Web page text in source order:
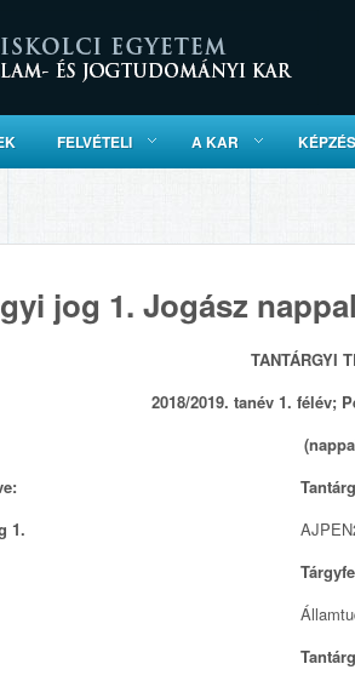
FELVÉTELI A KAR
jog 1. Jogász
TANTÁRGYI
2018/2019. tanév 1. félév;
1.